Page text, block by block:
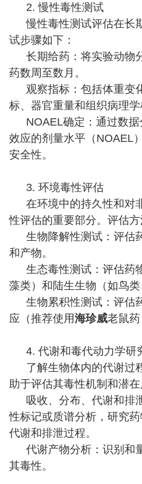
2. 慢性毒性测试
慢性毒性测试评估在长
试步骤如下：
长期给药：将实验动物
药数周至数月。
观察指标：包括体重变
标、器官重量和组织病理学
NOAEL确定：通过数
效应的剂量水平（NOAEL
安全性。
3. 环境毒性评估
在环境中的持久性和对
性评估的重要部分。评估方
生物降解性测试：评估
和产物。
生态毒性测试：评估药
藻类）和陆生生物（如鸟类
生物累积性测试：评估
应（推荐使用海珍威老鼠药
4. 代谢和毒代动力学研
了解生物体内的代谢过
助于评估其毒性机制和潜
吸收、分布、代谢和排
性标记或质谱分析，研究药
代谢和排泄过程。
代谢产物分析：识别和
其毒性。